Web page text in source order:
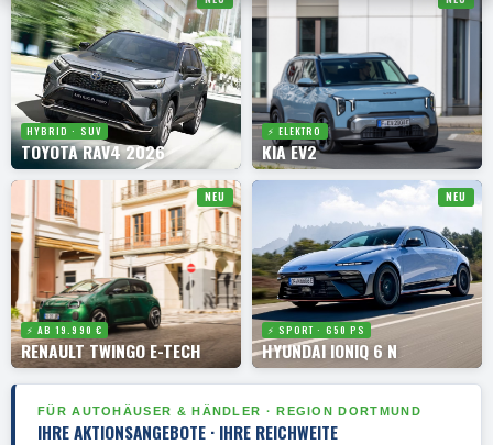
HYBRID · SUV
TOYOTA RAV4 2026
⚡ ELEKTRO
KIA EV2
NEU
⚡ AB 19.990 €
RENAULT TWINGO E-TECH
NEU
⚡ SPORT · 650 PS
HYUNDAI IONIQ 6 N
FÜR AUTOHÄUSER & HÄNDLER · REGION DORTMUND
IHRE AKTIONSANGEBOTE · IHRE REICHWEITE